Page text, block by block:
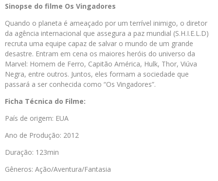
Sinopse do filme Os Vingadores
Quando o planeta é ameaçado por um terrível inimigo, o diretor
da agência internacional que assegura a paz mundial (S.H.I.E.L.D)
recruta uma equipe capaz de salvar o mundo de um grande
desastre. Entram em cena os maiores heróis do universo da
Marvel: Homem de Ferro, Capitão América, Hulk, Thor, Viúva
Negra, entre outros. Juntos, eles formam a sociedade que
passará a ser conhecida como “Os Vingadores”.
Ficha Técnica do Filme:
País de origem: EUA
Ano de Produção: 2012
Duração: 123min
Gêneros: Ação/Aventura/Fantasia